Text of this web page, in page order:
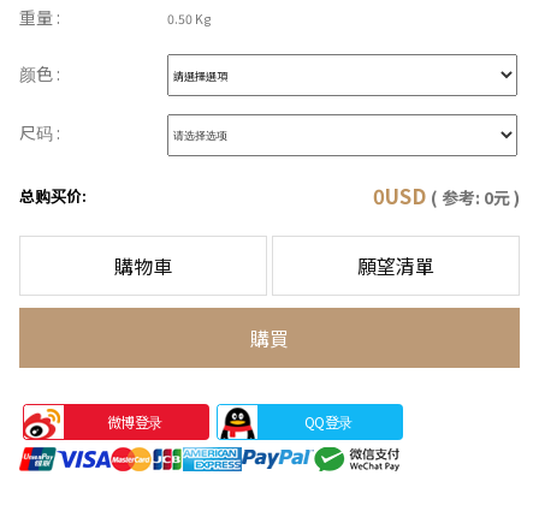
重量 : 0.50 Kg
颜色 :
尺码 :
总购买价: 0USD ( 参考: 0元 )
購物車 願望清單
購買
微博登录 QQ登录